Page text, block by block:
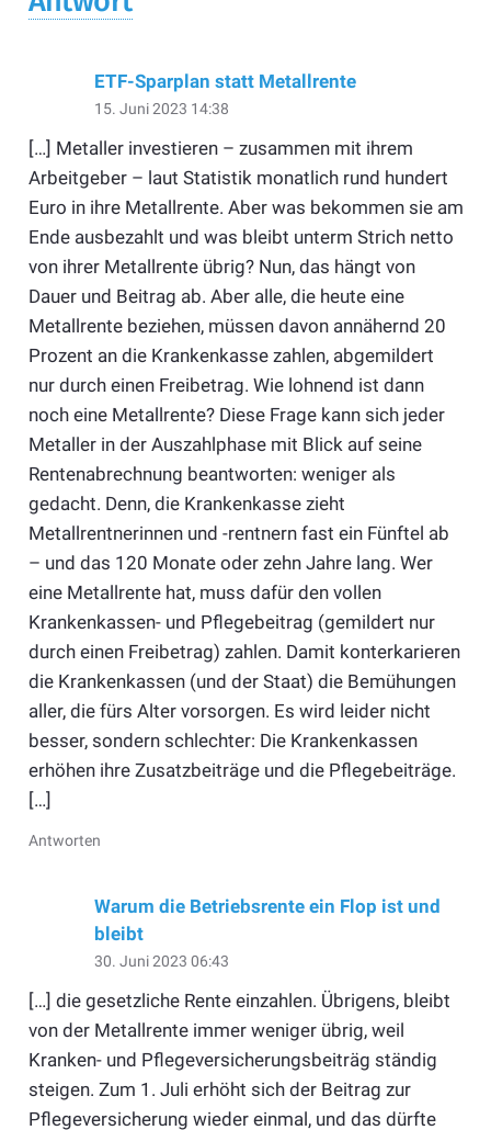
ETF-Sparplan statt Metallrente
15. Juni 2023 14:38
[…] Metaller investieren – zusammen mit ihrem
Arbeitgeber – laut Statistik monatlich rund hundert
Euro in ihre Metallrente. Aber was bekommen sie am
Ende ausbezahlt und was bleibt unterm Strich netto
von ihrer Metallrente übrig? Nun, das hängt von
Dauer und Beitrag ab. Aber alle, die heute eine
Metallrente beziehen, müssen davon annähernd 20
Prozent an die Krankenkasse zahlen, abgemildert
nur durch einen Freibetrag. Wie lohnend ist dann
noch eine Metallrente? Diese Frage kann sich jeder
Metaller in der Auszahlphase mit Blick auf seine
Rentenabrechnung beantworten: weniger als
gedacht. Denn, die Krankenkasse zieht
Metallrentnerinnen und -rentnern fast ein Fünftel ab
– und das 120 Monate oder zehn Jahre lang. Wer
eine Metallrente hat, muss dafür den vollen
Krankenkassen- und Pflegebeitrag (gemildert nur
durch einen Freibetrag) zahlen. Damit konterkarieren
die Krankenkassen (und der Staat) die Bemühungen
aller, die fürs Alter vorsorgen. Es wird leider nicht
besser, sondern schlechter: Die Krankenkassen
erhöhen ihre Zusatzbeiträge und die Pflegebeiträge.
[…]
Antworten
Warum die Betriebsrente ein Flop ist und
bleibt
30. Juni 2023 06:43
[…] die gesetzliche Rente einzahlen. Übrigens, bleibt
von der Metallrente immer weniger übrig, weil
Kranken- und Pflegeversicherungsbeiträg ständig
steigen. Zum 1. Juli erhöht sich der Beitrag zur
Pflegeversicherung wieder einmal, und das dürfte